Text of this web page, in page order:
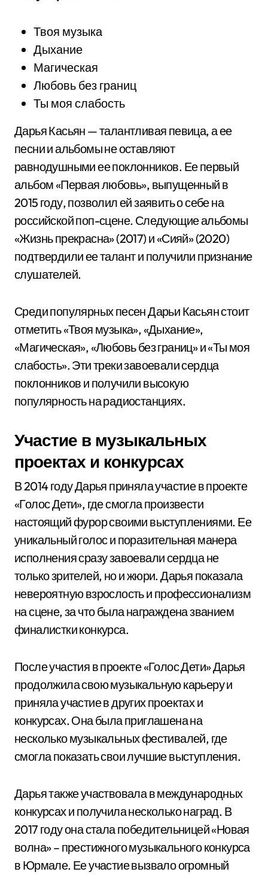
Твоя музыка
Дыхание
Магическая
Любовь без границ
Ты моя слабость
Дарья Касьян — талантливая певица, а ее
песни и альбомы не оставляют
равнодушными ее поклонников. Ее первый
альбом «Первая любовь», выпущенный в
2015 году, позволил ей заявить о себе на
российской поп-сцене. Следующие альбомы
«Жизнь прекрасна» (2017) и «Сияй» (2020)
подтвердили ее талант и получили признание
слушателей.
Среди популярных песен Дарьи Касьян стоит
отметить «Твоя музыка», «Дыхание»,
«Магическая», «Любовь без границ» и «Ты моя
слабость». Эти треки завоевали сердца
поклонников и получили высокую
популярность на радиостанциях.
Участие в музыкальных
проектах и конкурсах
В 2014 году Дарья приняла участие в проекте
«Голос Дети», где смогла произвести
настоящий фурор своими выступлениями. Ее
уникальный голос и поразительная манера
исполнения сразу завоевали сердца не
только зрителей, но и жюри. Дарья показала
невероятную взрослость и профессионализм
на сцене, за что была награждена званием
финалистки конкурса.
После участия в проекте «Голос Дети» Дарья
продолжила свою музыкальную карьеру и
приняла участие в других проектах и
конкурсах. Она была приглашена на
несколько музыкальных фестивалей, где
смогла показать свои лучшие выступления.
Дарья также участвовала в международных
конкурсах и получила несколько наград. В
2017 году она стала победительницей «Новая
волна» – престижного музыкального конкурса
в Юрмале. Ее участие вызвало огромный